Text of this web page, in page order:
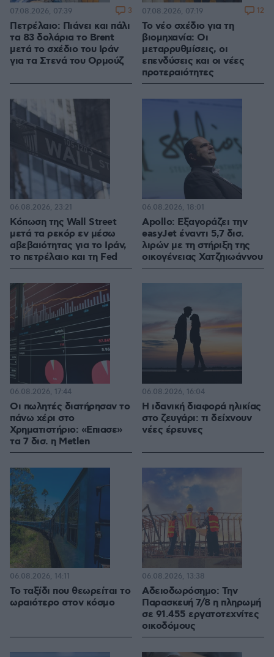
Πετρέλαιο: Πιάνει και πάλι
τα 83 δολάρια το Brent
μετά το σχέδιο του Ιράν
για τα Στενά του Ορμούζ
07.08.2026, 07:39 3
Το νέο σχέδιο για τη
βιομηχανία: Οι
μεταρρυθμίσεις, οι
επενδύσεις και οι νέες
προτεραιότητες
07.08.2026, 07:19 12
Κόπωση της Wall Street
μετά τα ρεκόρ εν μέσω
αβεβαιότητας για το Ιράν,
το πετρέλαιο και τη Fed
06.08.2026, 23:21
Apollo: Εξαγοράζει την
easyJet έναντι 5,7 δισ.
λιρών με τη στήριξη της
οικογένειας Χατζηιωάννου
06.08.2026, 18:01
Οι πωλητές διατήρησαν το
πάνω χέρι στο
Χρηματιστήριο: «Επιασε»
τα 7 δισ. η Metlen
06.08.2026, 17:44
Η ιδανική διαφορά ηλικίας
στο ζευγάρι: τι δείχνουν
νέες έρευνες
06.08.2026, 16:04
Το ταξίδι που θεωρείται το
ωραιότερο στον κόσμο
06.08.2026, 14:11
Αδειοδωρόσημο: Την
Παρασκευή 7/8 η πληρωμή
σε 91.455 εργατοτεχνίτες
οικοδόμους
06.08.2026, 13:38